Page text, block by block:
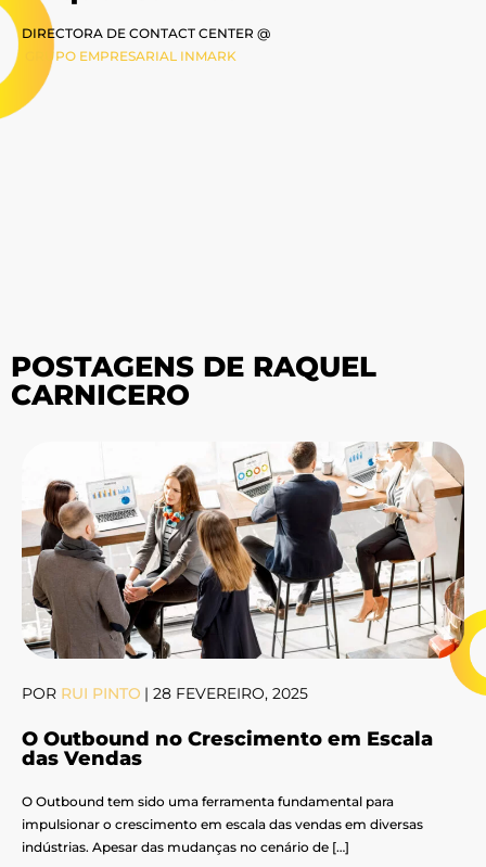
DIRECTORA DE CONTACT CENTER @
GRUPO EMPRESARIAL INMARK
POSTAGENS DE RAQUEL
CARNICERO
POR RUI PINTO | 28 FEVEREIRO, 2025
O Outbound no Crescimento em Escala
das Vendas
O Outbound tem sido uma ferramenta fundamental para
impulsionar o crescimento em escala das vendas em diversas
indústrias. Apesar das mudanças no cenário de […]